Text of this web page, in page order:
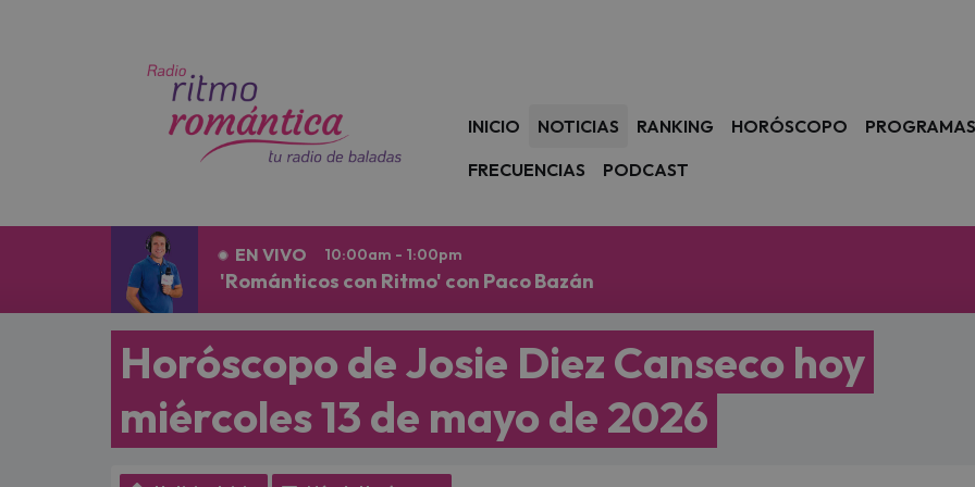
INICIO NOTICIAS RANKING HORÓSCOPO PROGRAMAS
FRECUENCIAS
PODCAST
EN VIVO 10:00am - 1:00pm
'Románticos con Ritmo' con Paco Bazán
Horóscopo de Josie Diez Canseco hoy
miércoles 13 de mayo de 2026